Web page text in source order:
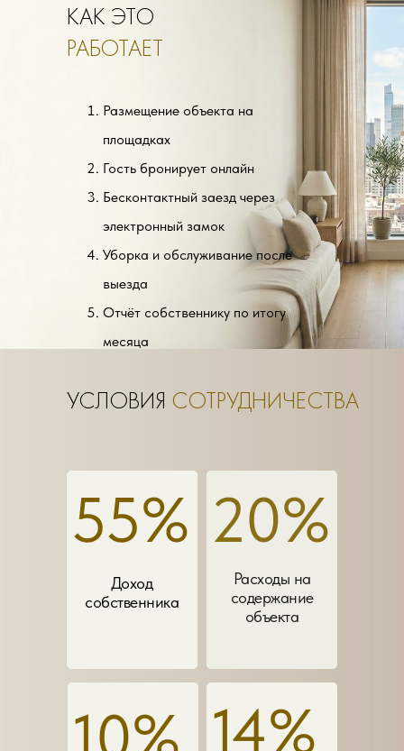
Размещение объекта на
площадках
Гость бронирует онлайн
Бесконтактный заезд через
электронный замок
Уборка и обслуживание после
выезда
Отчёт собственнику по итогу
месяца
КАК ЭТО
РАБОТАЕТ
УСЛОВИЯ СОТРУДНИЧЕСТВА
Доход
собственника
55%
Расходы на
содержание
объекта
20%
14%